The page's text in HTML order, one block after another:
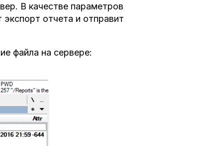
В качестве параметров
отчета и отправит
файла на сервере: